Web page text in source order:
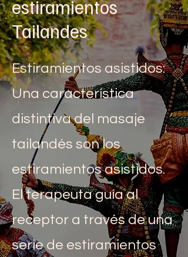
estiramientos
Tailandes
Estiramientos asistidos:
Una característica
distintiva del masaje
tailandés son los
estiramientos asistidos.
El terapeuta guía al
receptor a través de una
serie de estiramientos